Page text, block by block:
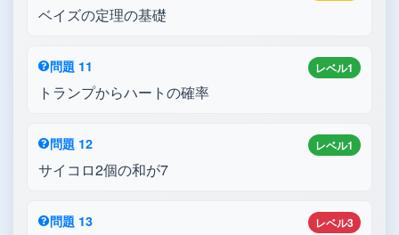
ベイズの定理の基礎
レベル1
問題 11
トランプからハートの確率
レベル1
問題 12
サイコロ2個の和が7
レベル3
問題 13